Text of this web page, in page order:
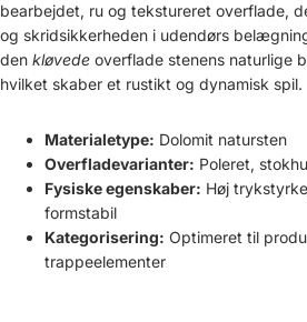
bearbejdet, ru og tekstureret overflade,
og skridsikkerheden i udendørs
den kløvede overflade stenens naturlige
hvilket skaber et rustikt og dynamisk spil.
Materialetype: Dolomit natursten
Overfladevarianter: Poleret,
Fysiske egenskaber: Høj
formstabil
Kategorisering: Optimeret til
trappeelementer